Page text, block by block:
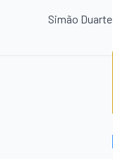
Simão Duarte